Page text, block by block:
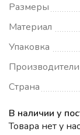
Размеры
Материал
Упаковка
Производители
Страна
В наличии у
Товара нет у